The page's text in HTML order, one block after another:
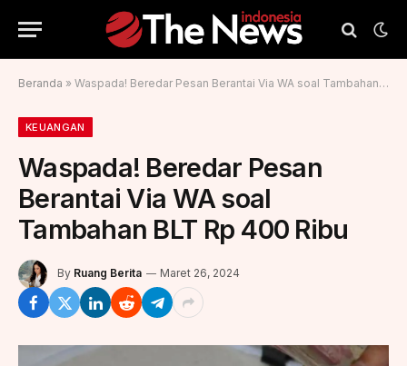
Beranda » Waspada! Beredar Pesan Berantai Via WA soal Tambahan BLT Rp 400 Ribu
KEUANGAN
Waspada! Beredar Pesan
Berantai Via WA soal
Tambahan BLT Rp 400 Ribu
By Ruang Berita Maret 26, 2024